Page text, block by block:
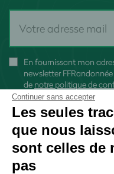
En fournissant mon
newsletter
de notre politique de
Continuer sans accepter
Les seules
que nous
sont celles de
pas